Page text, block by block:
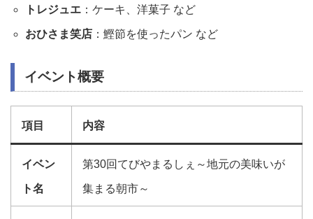
トレジュエ：ケーキ、洋菓子 など
おひさま笑店：鰹節を使ったパン など
イベント概要
項目 内容
イベン
ト名
第30回てびやまるしぇ～地元の美味いが
集まる朝市～